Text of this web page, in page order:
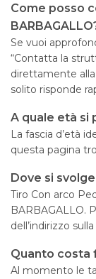
Come posso
Se vuoi
“Contatta la
direttamente
solito risponde
A quale età si
La fascia d’età
questa pagina
Dove si
Tiro Con arco
BARBAGALLO.
dell’indirizzo
Quanto costa
Al momento le